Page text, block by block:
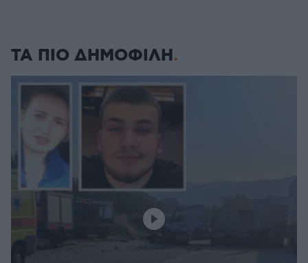
ΤΑ ΠΙΟ ΔΗΜΟΦΙΛΗ